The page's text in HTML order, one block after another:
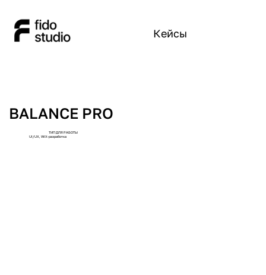
Кейсы
ТИП ДЛЯ РАБОТЫ
UI/UX, WIX-разработка
BALANCE PRO